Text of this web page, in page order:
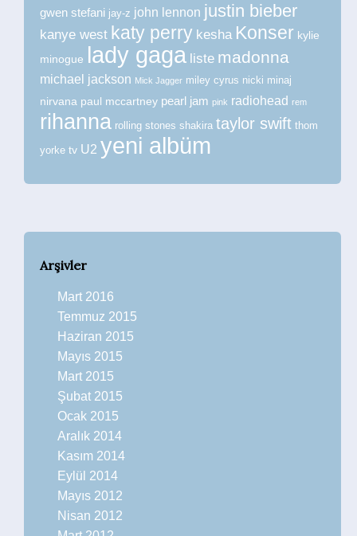
gwen stefani jay-z john lennon justin bieber
kanye west katy perry kesha Konser kylie
minogue
lady gaga liste madonna
michael jackson Mick Jagger miley cyrus nicki minaj
nirvana paul mccartney pearl jam pink radiohead rem
rihanna rolling stones shakira taylor swift thom
yorke tv U2 yeni albüm
Arşivler
Mart 2016
Temmuz 2015
Haziran 2015
Mayıs 2015
Mart 2015
Şubat 2015
Ocak 2015
Aralık 2014
Kasım 2014
Eylül 2014
Mayıs 2012
Nisan 2012